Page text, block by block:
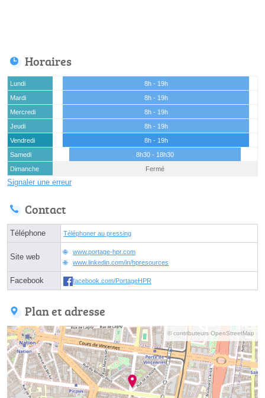
Horaires
Lundi
8h - 19h
Mardi
8h - 19h
Mercredi
8h - 19h
Jeudi
8h - 19h
Vendredi
8h - 19h
Samedi
8h30 - 18h30
Dimanche
Fermé
Signaler une erreur
Contact
Téléphone Téléphoner au pressing
Site web
www.portage-hpr.com
www.linkedin.com/in/hpresources
Facebook facebook.com/PortageHPR
Plan et adresse
© contributeurs OpenStreetMap